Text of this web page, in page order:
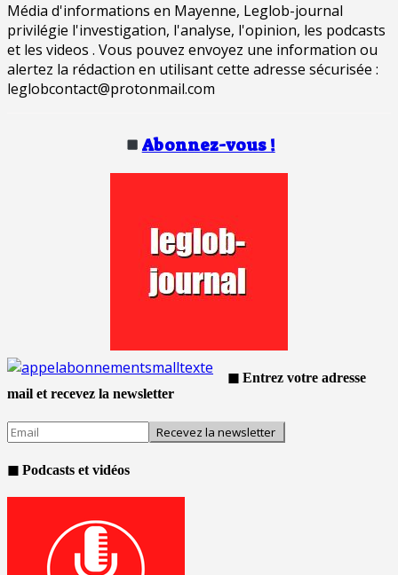
Média d'informations en Mayenne, Leglob-journal
privilégie l'investigation, l'analyse, l'opinion, les podcasts
et les videos . Vous pouvez envoyez une information ou
alertez la rédaction en utilisant cette adresse sécurisée :
leglobcontact@protonmail.com
Abonnez-vous !
◼ Entrez votre adresse
mail et recevez la newsletter
◼ Podcasts et vidéos